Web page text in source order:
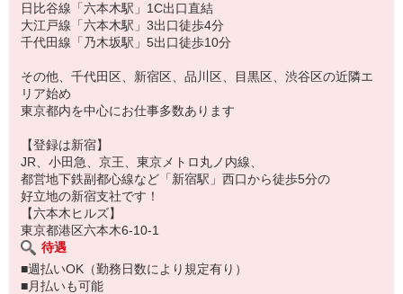
日比谷線「六本木駅」1C出口直結
大江戸線「六本木駅」3出口徒歩4分
千代田線「乃木坂駅」5出口徒歩10分
その他、千代田区、新宿区、品川区、目黒区、渋谷区の近隣エ
リア始め
東京都内を中心にお仕事多数あります
【登録は新宿】
JR、小田急、京王、東京メトロ丸ノ内線、
都営地下鉄副都心線など「新宿駅」西口から徒歩5分の
好立地の新宿支社です！
【六本木ヒルズ】
東京都港区六本木6-10-1
待遇
■週払いOK（勤務日数により規定有り）
■月払いも可能